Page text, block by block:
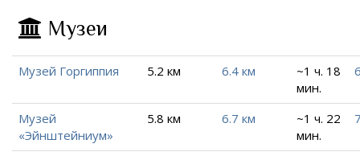
Музеи
Музей Горгиппия 5.2 км 6.4 км
~1 ч. 18
мин.
Музей
«Эйнштейниум»
5.8 км 6.7 км
~1 ч. 22
мин.